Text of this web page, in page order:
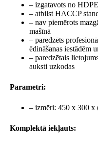
– izgatavots no
– atbilst HACCP
– nav piemērots
mašīnā
– paredzēts
ēdināšanas iestādēm
– paredzētais
auksti uzkodas
Parametri:
– izmēri: 450 x 300 x
Komplektā iekļauts: